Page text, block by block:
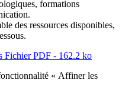
formations
des ressources disponibles,
Fichier PDF - 162.2 ko
« Affiner les